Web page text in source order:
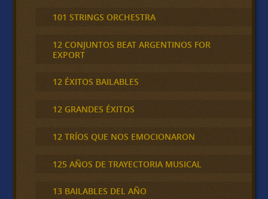
101 STRINGS ORCHESTRA
12 CONJUNTOS BEAT ARGENTINOS FOR
EXPORT
12 ÉXITOS BAILABLES
12 GRANDES ÉXITOS
12 TRÍOS QUE NOS EMOCIONARON
125 AÑOS DE TRAYECTORIA MUSICAL
13 BAILABLES DEL AÑO